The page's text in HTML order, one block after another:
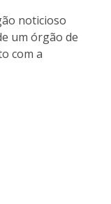
noticioso
um órgão de
com a